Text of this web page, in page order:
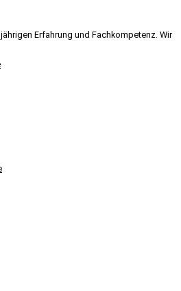
Erfahrung und Fachkompetenz. Wir